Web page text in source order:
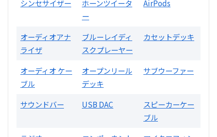
LUXKIT
A3300 真空管プリアンプ
お問合せください
シンセサイザー
ホーンツイータ
ー
AirPods
オーディオアナ
ライザ
ブルーレイディ
スクプレーヤー
カセットデッキ
オーディオ ケー
ブル
オープンリール
デッキ
サブウーファー
サウンドバー USB DAC
スピーカーケー
ブル